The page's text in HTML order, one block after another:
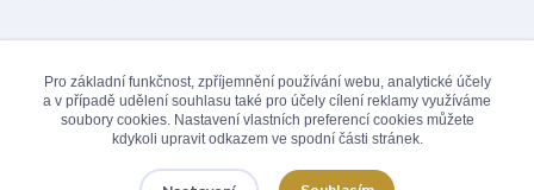
Pro základní funkčnost, zpříjemnění používání webu, analytické účely
a v případě udělení souhlasu také pro účely cílení reklamy využíváme
soubory cookies. Nastavení vlastních preferencí cookies můžete
kdykoli upravit odkazem ve spodní části stránek.